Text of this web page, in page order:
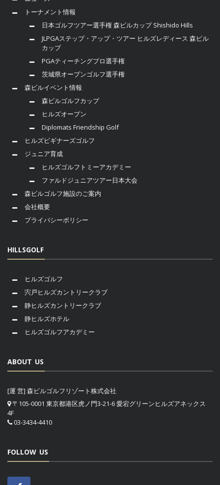
トーナメント情報
日本ゴルフツアー選手権 森ビルカップ Shishido Hills
JLPGAステップ・アップ・ツアー ヒルズレディース 森ビル
カップ
PGAティーチングプロ選手権
茨城県オープンゴルフ選手権
森ビルイベント情報
森ビルゴルフカップ
ヒルズオープン
Diplomats Friendship Golf
ヒルズビギナーズゴルフ
ジュニア育成
ヒルズゴルフトミーアカデミー
ファルドジュニアツアー日本大会
森ビルゴルフ施設のご案内
会社概要
プライバシーポリシー
HILLSGOLF
ヒルズゴルフ
宍戸ヒルズカントリークラブ
静ヒルズカントリークラブ
静ヒルズホテル
ヒルズゴルフアカデミー
ABOUT US
[運 営] 森ビルゴルフリゾート株式会社
〒105-0001 東京都港区虎ノ門3-21-6 愛宕グリーンヒルズアネックス
4F
03-3434-4410
FOLLOW US